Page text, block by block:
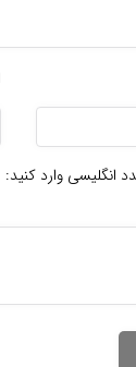
انگلیسی وارد کنید: